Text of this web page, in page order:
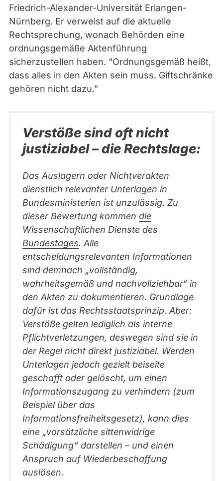
,
p
Friedrich-Alexander-Universität Erlangen-
Nürnberg. Er verweist auf die aktuelle
Rechtsprechung, wonach Behörden eine
ordnungsgemäße Aktenführung
sicherzustellen haben. “Ordnungsgemäß heißt,
dass alles in den Akten sein muss. Giftschränke
gehören nicht dazu.”
Verstöße sind oft nicht
justiziabel – die Rechtslage:
Das Auslagern oder Nichtverakten
dienstlich relevanter Unterlagen in
Bundesministerien ist unzulässig. Zu
dieser Bewertung kommen die
Wissenschaftlichen Dienste des
Bundestages. Alle
entscheidungsrelevanten Informationen
sind demnach „vollständig,
wahrheitsgemäß und nachvollziehbar“ in
den Akten zu dokumentieren. Grundlage
dafür ist das Rechtsstaatsprinzip. Aber:
Verstöße gelten lediglich als interne
Pflichtverletzungen, deswegen sind sie in
der Regel nicht direkt justiziabel. Werden
Unterlagen jedoch gezielt beiseite
geschafft oder gelöscht, um einen
Informationszugang zu verhindern (zum
Beispiel über das
Informationsfreiheitsgesetz), kann dies
eine „vorsätzliche sittenwidrige
Schädigung“ darstellen – und einen
Anspruch auf Wiederbeschaffung
auslösen.